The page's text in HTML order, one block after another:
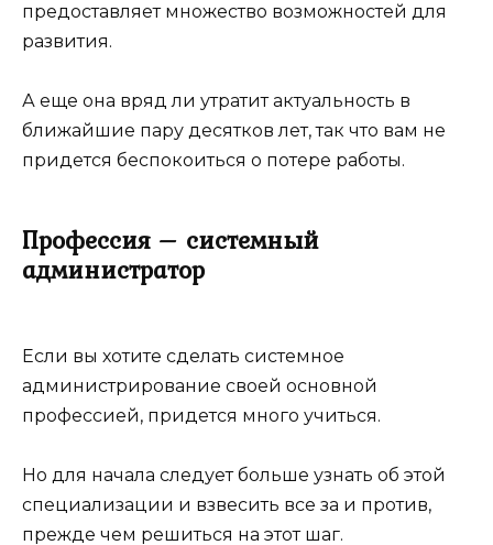
предоставляет множество возможностей для
развития.
А еще она вряд ли утратит актуальность в
ближайшие пару десятков лет, так что вам не
придется беспокоиться о потере работы.
Профессия – системный
администратор
Если вы хотите сделать системное
администрирование своей основной
профессией, придется много учиться.
Но для начала следует больше узнать об этой
специализации и взвесить все за и против,
прежде чем решиться на этот шаг.